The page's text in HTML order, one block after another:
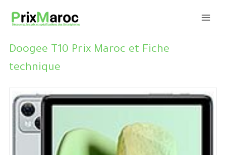
Doogee T10 Prix Maroc et Fiche
technique